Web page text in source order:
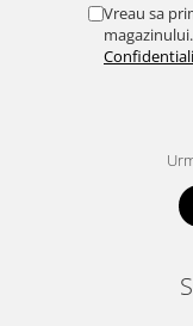
Vreau sa